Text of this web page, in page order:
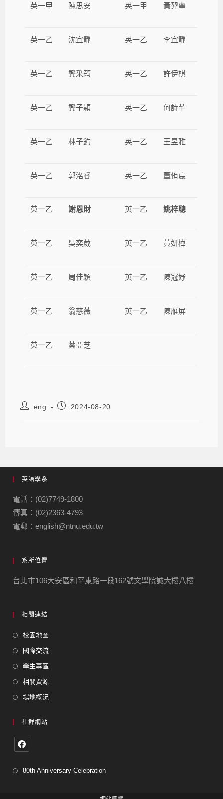
英一甲 陳思安 英一甲 黃羿寧
英一乙 沈宜靜 英一乙 李宜靜
英一乙 龔采筠 英一乙 許伊棋
英一乙 龔子穎 英一乙 何詩芊
英一乙 林子鈞 英一乙 王昱雅
英一乙 郭洺睿 英一乙 董侑宸
英一乙 謝恩財 英一乙 姚梓聰
英一乙 吳奕葳 英一乙 黃妍樺
英一乙 周佳穎 英一乙 陳冠妤
英一乙 翁慈薇 英一乙 陳雁屏
英一乙 蔡亞芝
eng 2024-08-20
英語學系
電話：(02)7749-1800
傳真：(02)2363-4793
電郵：english@ntnu.edu.tw
系所位置
台北市106大安區和平東路一段162號文學院誠大樓八樓
相關連結
校園地圖
國際交流
學生專區
相關資源
場地概況
社群網站
80th Anniversary Celebration